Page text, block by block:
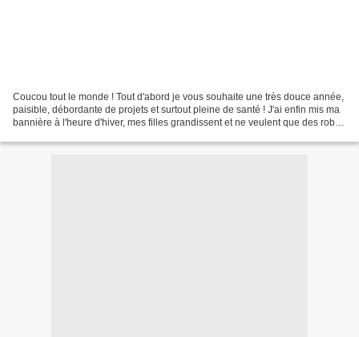
Coucou tout le monde ! Tout d'abord je vous souhaite une très douce année,
paisible, débordante de projets et surtout pleine de santé ! J'ai enfin mis ma
bannière à l'heure d'hiver, mes filles grandissent et ne veulent que des robes